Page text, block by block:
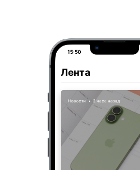
15:50
Лента
Новости • 2 часа назад